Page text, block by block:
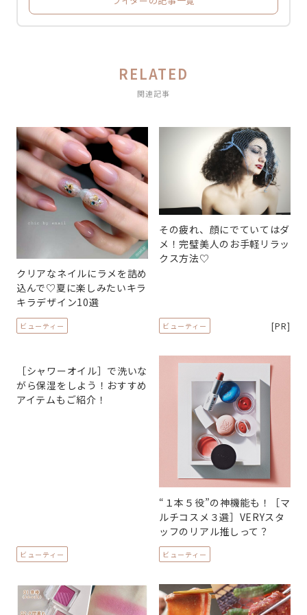
RELATED
関連記事
クリアなネイルにラメを詰め
込んで♡夏に楽しみたいキラ
キラデザイン10選
ビューティー
その疲れ、顔にでていてはダ
メ！完璧美人のお手軽リラッ
クス方法♡
ビューティー [PR]
［シャワーオイル］で洗いな
がら保湿をしよう！おすすめ
アイテムもご紹介！
ビューティー
“１本５役”の神機能も！［マ
ルチコスメ３選］VERYスタ
ッフのリアル推しって？
ビューティー